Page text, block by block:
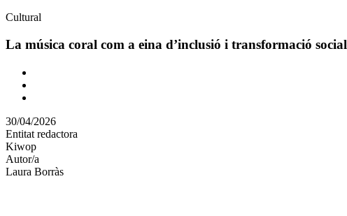
Àmbit
la
Cultural
La música coral com a eina d’inclusió i transformació social
Comparteix
altres
xarxes
socials
30/04/2026
Entitat redactora
Kiwop
Autor/a
Laura Borràs